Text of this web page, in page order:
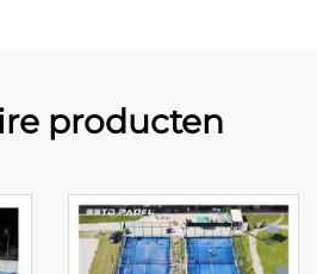
producten